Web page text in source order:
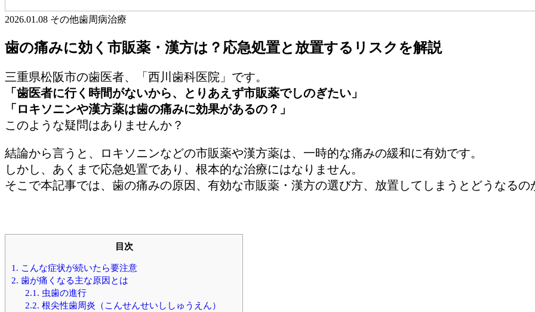
2026.01.08 その他歯周病治療
歯の痛みに効く市販薬・漢方は？応急処置と放置するリスクを解説
三重県松阪市の歯医者、「西川歯科医院」です。
「歯医者に行く時間がないから、とりあえず市販薬でしのぎたい」
「ロキソニンや漢方薬は歯の痛みに効果があるの？」
このような疑問はありませんか？
結論から言うと、ロキソニンなどの市販薬や漢方薬は、一時的な痛みの緩和に有効です。
しかし、あくまで応急処置であり、根本的な治療にはなりません。
そこで本記事では、歯の痛みの原因、有効な市販薬・漢方の選び方、放置してしまうとどうなる
目次
1. こんな症状が続いたら要注意
2. 歯が痛くなる主な原因とは
2.1. 虫歯の進行
2.2. 根尖性歯周炎（こんせんせいししゅうえん）